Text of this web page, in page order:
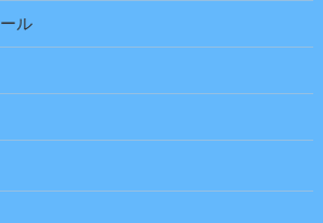
ル